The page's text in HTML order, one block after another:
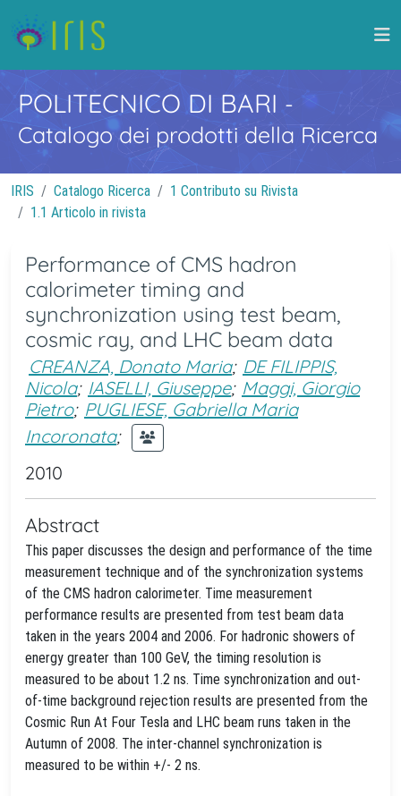
POLITECNICO DI BARI -
Catalogo dei prodotti della Ricerca
IRIS Catalogo Ricerca
1 Contributo su Rivista
1.1 Articolo in rivista
Performance of CMS hadron
calorimeter timing and
synchronization using test beam,
cosmic ray, and LHC beam data
CREANZA, Donato Maria; DE FILIPPIS,
Nicola; IASELLI, Giuseppe; Maggi, Giorgio
Pietro; PUGLIESE, Gabriella Maria
Incoronata;
2010
Abstract
This paper discusses the design and performance of the time
measurement technique and of the synchronization systems
of the CMS hadron calorimeter. Time measurement
performance results are presented from test beam data
taken in the years 2004 and 2006. For hadronic showers of
energy greater than 100 GeV, the timing resolution is
measured to be about 1.2 ns. Time synchronization and out-
of-time background rejection results are presented from the
Cosmic Run At Four Tesla and LHC beam runs taken in the
Autumn of 2008. The inter-channel synchronization is
measured to be within +/- 2 ns.